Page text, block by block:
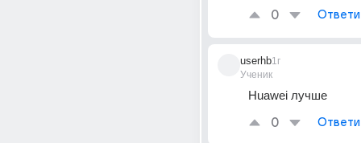
0
userhb
Ученик
1г
Huawei лучше
0